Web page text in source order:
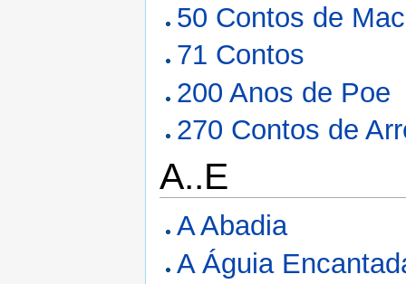
50 Contos de
71 Contos
200 Anos de Poe
270 Contos de
A..E
A Abadia
A Águia